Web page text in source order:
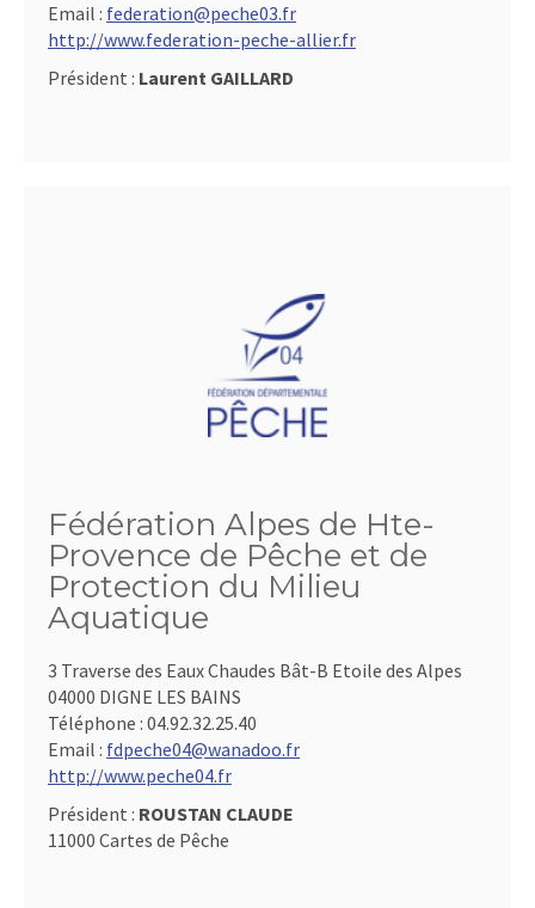
Email : federation@peche03.fr
http://www.federation-peche-allier.fr
Président : Laurent GAILLARD
Fédération Alpes de Hte-
Provence de Pêche et de
Protection du Milieu
Aquatique
3 Traverse des Eaux Chaudes Bât-B Etoile des Alpes
04000 DIGNE LES BAINS
Téléphone : 04.92.32.25.40
Email : fdpeche04@wanadoo.fr
http://www.peche04.fr
Président : ROUSTAN CLAUDE
11000 Cartes de Pêche